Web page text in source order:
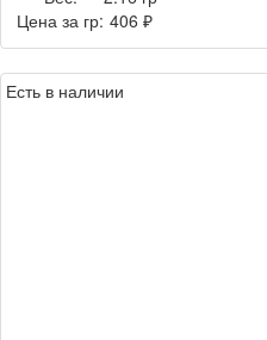
Цена за гр: 406 ₽
Есть в наличии